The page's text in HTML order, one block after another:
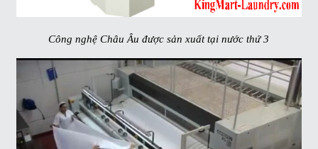
Công nghệ Châu Âu được sản xuất tại nước thứ 3